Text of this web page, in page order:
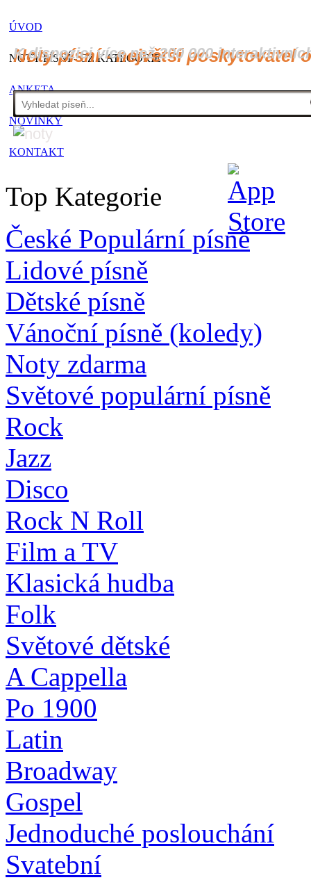
ÚVOD
NOTY PÍSNÍ - CZ KATEGORIE
ANKETA
NOVINKY
KONTAKT
Noty písní - největší poskytovatel
K dispozici více než 200 000
Top Kategorie
České Populární písně
Lidové písně
Dětské písně
Vánoční písně (koledy)
Noty zdarma
Světové populární písně
Rock
Jazz
Disco
Rock N Roll
Film a TV
Klasická hudba
Folk
Světové dětské
A Cappella
Po 1900
Latin
Broadway
Gospel
Jednoduché poslouchání
Svatební